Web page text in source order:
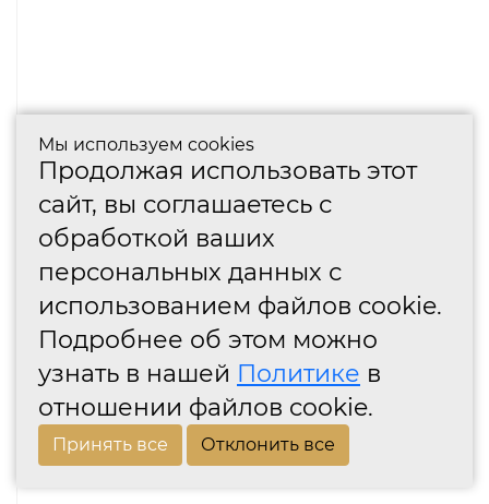
Мы используем cookies
Продолжая использовать этот
сайт, вы соглашаетесь с
обработкой ваших
персональных данных с
использованием файлов cookie.
Подробнее об этом можно
узнать в нашей Политике в
отношении файлов cookie.
Принять все Отклонить все